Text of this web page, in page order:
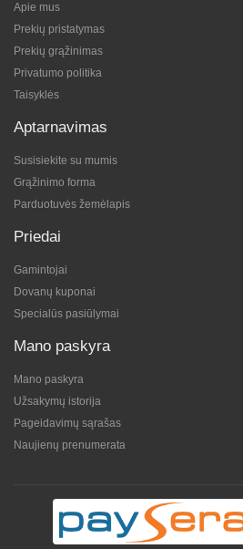
Apie mus
Prekių pristatymas
Prekių grąžinimas
Privatumo politika
Taisyklės
Aptarnavimas
Susisiekite su mumis
Grąžinimo forma
Parduotuvės žemėlapis
Priedai
Gamintojai
Dovanų kuponai
Specialūs pasiūlymai
Mano paskyra
Mano paskyra
Užsakymų istorija
Pageidavimų sąrašas
Naujienų prenumerata